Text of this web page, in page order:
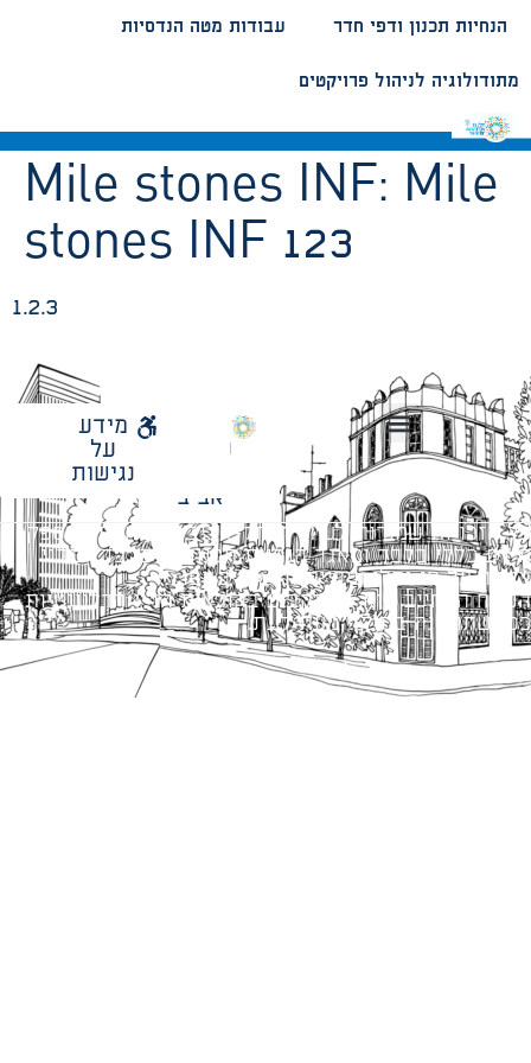
עבודות מטה הנדסיות הנחיות תכנון ודפי חדר
מתודולוגיה לניהול פרויקטים
Mile stones INF: Mile
stones INF 123
1.2.3
עיריית
אביב
מידע
על
נגישות
כל הזכויות שמורות לעיריית תל-אביב-יפו. האתר מספק
מידע כללי בלבד ומאגד הנחיות תכנוניות בלבד למבני
ציבור על פי נהלי עיריית תל אביב-יפו.
הנוסח המחייב הוא זה הקבוע בהוראות הדין הרלוונטיות
כפי שתהיינה בתוקף מעת לעת.